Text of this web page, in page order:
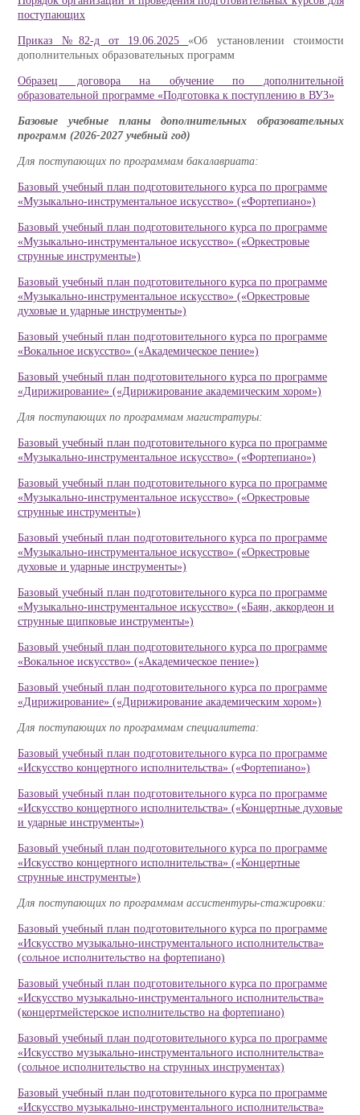
поступающих
Приказ №82-д от 19.06.2025 «Об установлении стоимости
дополнительных образовательных программ
Образец договора на обучение по дополнительной
образовательной программе «Подготовка к поступлению в ВУЗ»
Базовые учебные планы дополнительных образовательных
программ (2026-2027 учебный год)
Для поступающих по программам бакалавриата:
Базовый учебный план подготовительного курса по программе
«Музыкально-инструментальное искусство» («Фортепиано»)
Базовый учебный план подготовительного курса по программе
«Музыкально-инструментальное искусство» («Оркестровые
струнные инструменты»)
Базовый учебный план подготовительного курса по программе
«Музыкально-инструментальное искусство» («Оркестровые
духовые и ударные инструменты»)
Базовый учебный план подготовительного курса по программе
«Вокальное искусство» («Академическое пение»)
Базовый учебный план подготовительного курса по программе
«Дирижирование» («Дирижирование академическим хором»)
Для поступающих по программам магистратуры:
Базовый учебный план подготовительного курса по программе
«Музыкально-инструментальное искусство» («Фортепиано»)
Базовый учебный план подготовительного курса по программе
«Музыкально-инструментальное искусство» («Оркестровые
струнные инструменты»)
Базовый учебный план подготовительного курса по программе
«Музыкально-инструментальное искусство» («Оркестровые
духовые и ударные инструменты»)
Базовый учебный план подготовительного курса по программе
«Музыкально-инструментальное искусство» («Баян, аккордеон и
струнные щипковые инструменты»)
Базовый учебный план подготовительного курса по программе
«Вокальное искусство» («Академическое пение»)
Базовый учебный план подготовительного курса по программе
«Дирижирование» («Дирижирование академическим хором»)
Для поступающих по программам специалитета:
Базовый учебный план подготовительного курса по программе
«Искусство концертного исполнительства» («Фортепиано»)
Базовый учебный план подготовительного курса по программе
«Искусство концертного исполнительства» («Концертные духовые
и ударные инструменты»)
Базовый учебный план подготовительного курса по программе
«Искусство концертного исполнительства» («Концертные
струнные инструменты»)
Для поступающих по программам ассистентуры-стажировки:
Базовый учебный план подготовительного курса по программе
«Искусство музыкально-инструментального исполнительства»
(сольное исполнительство на фортепиано)
Базовый учебный план подготовительного курса по программе
«Искусство музыкально-инструментального исполнительства»
(концертмейстерское исполнительство на фортепиано)
Базовый учебный план подготовительного курса по программе
«Искусство музыкально-инструментального исполнительства»
(сольное исполнительство на струнных инструментах)
Базовый учебный план подготовительного курса по программе
«Искусство музыкально-инструментального исполнительства»